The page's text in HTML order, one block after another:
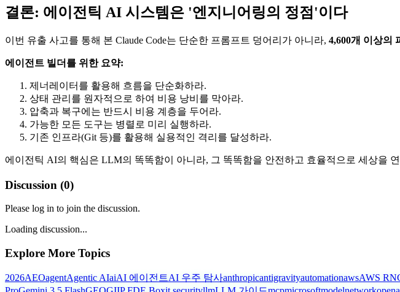
결론: 에이전틱 AI 시스템은 '엔지니어링의 정점'이다
이번 유출 사고를 통해 본 Claude Code는 단순한 프롬프트 덩어리가 아니라, 4,600개 이상의
에이전트 빌더를 위한 요약:
제너레이터를 활용해 흐름을 단순화하라.
상태 관리를 원자적으로 하여 비용 낭비를 막아라.
압축과 복구에는 반드시 비용 계층을 두어라.
가능한 모든 도구는 병렬로 미리 실행하라.
기존 인프라(Git 등)를 활용해 실용적인 격리를 달성하라.
에이전틱 AI의 핵심은 LLM의 똑똑함이 아니라, 그 똑똑함을 안전하고 효율적으로 세상을
Discussion (0)
Please log in to join the discussion.
Loading discussion...
Explore More Topics
2026AEOagentAgentic AIaiAI 에이전트AI 우주 탐사anthropicantigravityautomationawsAWS